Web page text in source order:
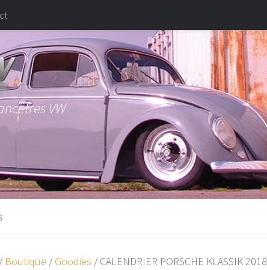
VW
/ Boutique /Goodies / CALENDRIER PORSCHE KLASSIK 2018